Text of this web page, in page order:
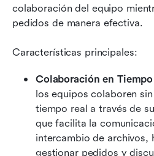
colaboración del equipo
pedidos de manera efectiva.
Características principales:
Colaboración en Tiempo
los equipos colaboren
tiempo real a través de su
que facilita la
intercambio de archivos,
gestionar pedidos y